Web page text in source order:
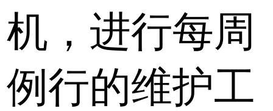
机，进行每周
例行的维护工